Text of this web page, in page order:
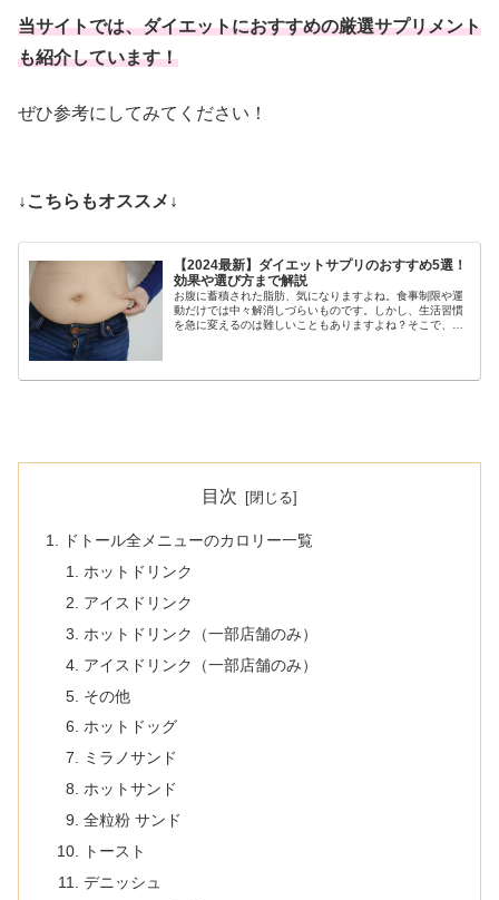
当サイトでは、ダイエットにおすすめの厳選サプリメント
も紹介しています！
ぜひ参考にしてみてください！
↓こちらもオススメ↓
【2024最新】ダイエットサプリのおすすめ5選！
効果や選び方まで解説
お腹に蓄積された脂肪、気になりますよね。食事制限や運
動だけでは中々解消しづらいものです。しかし、生活習慣
を急に変えるのは難しいこともありますよね？そこで、手
目次
ドトール全メニューのカロリー一覧
ホットドリンク
アイスドリンク
ホットドリンク（一部店舗のみ）
アイスドリンク（一部店舗のみ）
その他
ホットドッグ
ミラノサンド
ホットサンド
全粒粉 サンド
トースト
デニッシュ